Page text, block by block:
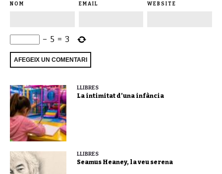
NOM EMAIL WEBSITE
− 5 = 3
LLIBRES
La intimitat d’una infància
LLIBRES
Seamus Heaney, la veu serena